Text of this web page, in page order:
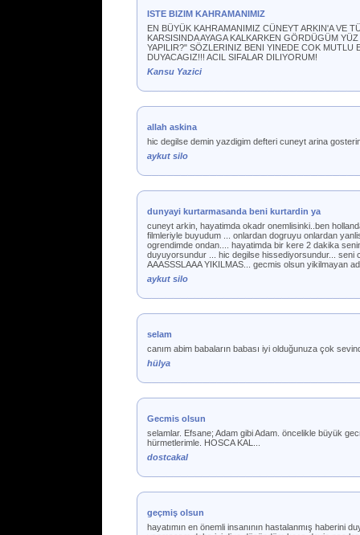
ISTE BIZIM KAHRAMANIMIZ
EN BÜYÜK KAHRAMANIMIZ CÜNEYT ARKIN'A VE
KARSISINDA AYAGA KALKARKEN GÖRDÜGÜM
YAPILIR?" SÖZLERINIZ BENI YINEDE COK MUTLU
DUYACAGIZ!!! ACIL SIFALAR DILIYORUM!
Kansu Yazici
allah askina
hic degilse demin yazdigim defteri cuneyt arina
aykut silo
dunyayi kurtarmasanda beni kurtardin ya
cuneyt arkin, hayatimda okadr onemlisinki..ben
filmleriyle buyudum ... onlardan dogruyu onlardan
ogrendimde ondan.... hayatimda bir kere 2 dakika
duyuyorsundur ... hic degilse hissediyorsundur... seni
AAASSSLAAA YIKILMAS... gecmis olsun yikilmayan
aykut silo
selam
canım abim babaların babası iyi olduğunuza çok
hülya
Gecmis olsun
selamlar. Efsane; Adam gibi Adam. öncelikle büyük
hürmetlerimle. HOSCA KAL...
dostcakal
geçmiş olsun
hayatımın en önemli insanının hastalanmış haberini